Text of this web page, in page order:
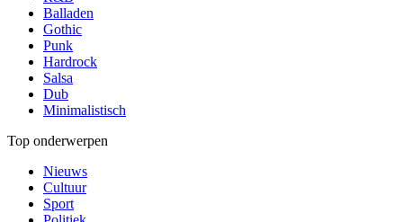
Balladen
Gothic
Punk
Hardrock
Salsa
Dub
Minimalistisch
Top onderwerpen
Nieuws
Cultuur
Sport